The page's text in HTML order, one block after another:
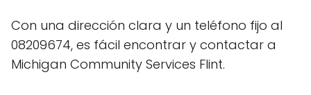
Con una dirección clara y un teléfono fijo al
08209674, es fácil encontrar y contactar a
Michigan Community Services Flint.